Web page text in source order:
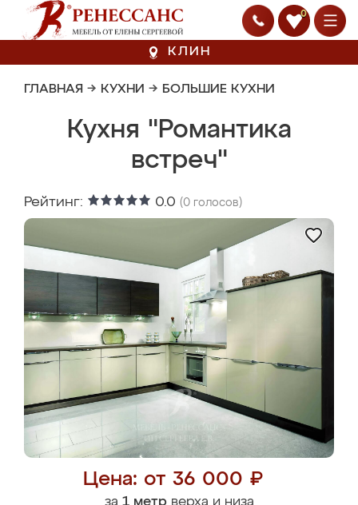
0
КЛИН
ГЛАВНАЯ → КУХНИ → БОЛЬШИЕ КУХНИ
Кухня "Романтика
встреч"
Рейтинг: 0.0 (0 голосов)
Цена: от 36 000 ₽
за 1 метрверха и низа